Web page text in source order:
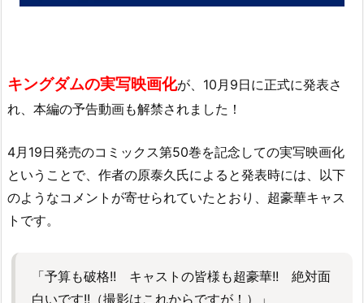
キングダムの実写映画化が、10月9日に正式に発表さ
れ、本編の予告動画も解禁されました！
4月19日発売のコミックス第50巻を記念しての実写映画化
ということで、作者の原泰久氏によると発表時には、以下
のようなコメントが寄せられていたとおり、超豪華キャス
トです。
「予算も破格!! キャストの皆様も超豪華!! 絶対面
白いです!!（撮影はこれからですが！）」